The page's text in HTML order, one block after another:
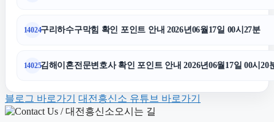
14024구리하수구막힘 확인 포인트 안내 2026년06월17일 00시27분
14025김해이혼전문변호사 확인 포인트 안내 2026년06월17일 00시20
블로그 바로가기 대전흥신소 유튜브 바로가기